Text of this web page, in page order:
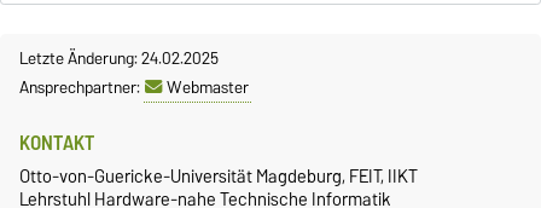
Letzte Änderung: 24.02.2025
Ansprechpartner:
Webmaster
KONTAKT
Otto-von-Guericke-Universität Magdeburg, FEIT, IIKT
Lehrstuhl Hardware-nahe Technische Informatik